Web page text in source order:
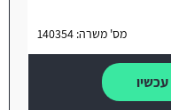
מס' משרה: 140354